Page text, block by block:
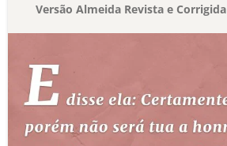
Versão Almeida Revista e Corrigida